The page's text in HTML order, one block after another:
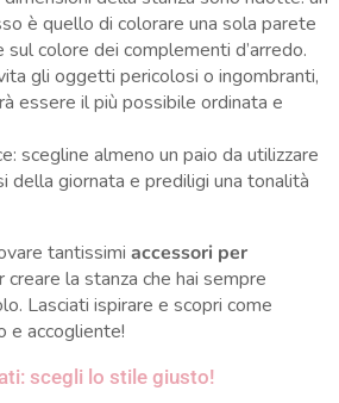
è quello di colorare una sola parete
colore dei complementi d’arredo.
gli oggetti pericolosi o ingombranti,
essere il più possibile ordinata e
scegline almeno un paio da utilizzare
della giornata e prediligi una tonalità
tantissimi accessori per
la stanza che hai sempre
Lasciati ispirare e scopri come
e accogliente!
scegli lo stile giusto!